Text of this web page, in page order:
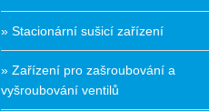
» Stacionární sušicí zařízení
» Zařízení pro zašroubování a
vyšroubování ventilů